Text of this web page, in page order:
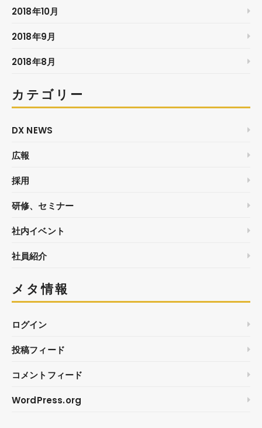
2018年10月
2018年9月
2018年8月
カテゴリー
DX NEWS
広報
採用
研修、セミナー
社内イベント
社員紹介
メタ情報
ログイン
投稿フィード
コメントフィード
WordPress.org